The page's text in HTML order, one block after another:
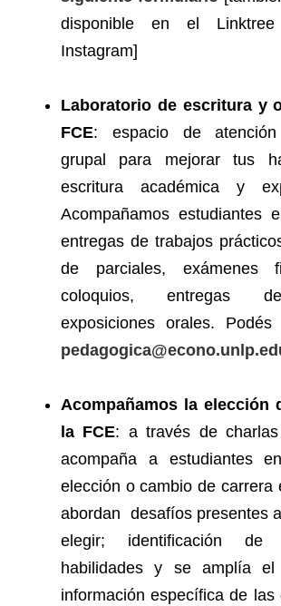
disponible en el
Instagram]
Laboratorio de escritura y
FCE: espacio de
grupal para mejorar tus
escritura académica y
Acompañamos estudiantes
entregas de trabajos
de parciales, exámenes
coloquios, entregas
exposiciones orales.
Acompañamos la elección
la FCE: a través de
acompaña a estudiantes
elección o cambio de carrera
abordan desafíos presentes
elegir; identificación de
habilidades y se amplía
información específica de las